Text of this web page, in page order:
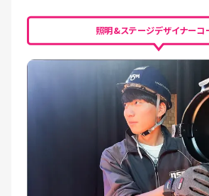
照明&ステージデザイナーコ